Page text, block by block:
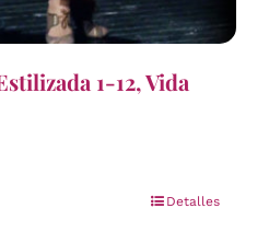
1-12, Vida
Detalles